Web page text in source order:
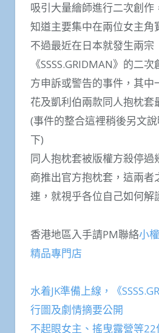
吸引大量繪師進行二次創作
知道主要集中在兩位女主角
不過最近在日本就發生兩宗
《SSSS.GRIDMAN》的二
方申訴或警告的事件，其中
花及凱利伯兩款同人抱枕套
(事件的整合這裡稍後另文
下)
同人抱枕套被版權方殺停過
商推出官方抱枕套，這兩者
連，就視乎各位自己如何解
香港地區入手請PM聯絡小
精品專門店
水着JK準備上線，《
行圖及劇情摘要公開
不起眼女主、搖曳露營等